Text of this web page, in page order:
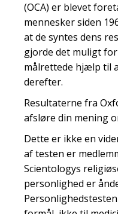
(OCA) er blevet
mennesker siden
at de syntes dens
gjorde det muligt
målrettede hjælp til
derefter.
Resultaterne fra
afsløre din mening
Dette er ikke en
af testen er
Scientologys
personlighed er